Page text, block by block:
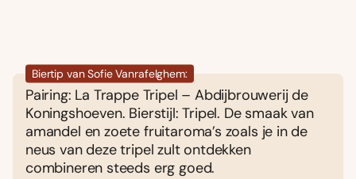
Biertip van Sofie Vanrafelghem:
Pairing: La Trappe Tripel – Abdijbrouwerij de
Koningshoeven. Bierstijl: Tripel. De smaak van
amandel en zoete fruitaroma’s zoals je in de
neus van deze tripel zult ontdekken
combineren steeds erg goed.